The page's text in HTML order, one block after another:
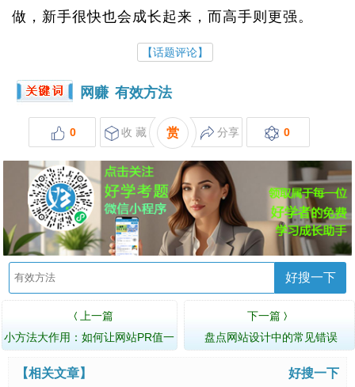
做，新手很快也会成长起来，而高手则更强。
【话题评论】
网赚 有效方法
0 收 藏 赏 分享 0
好搜一下
〈
上一篇
小方法大作用：如何让网站PR值一
下一篇 〉
盘点网站设计中的常见错误
【相关文章】 好搜一下